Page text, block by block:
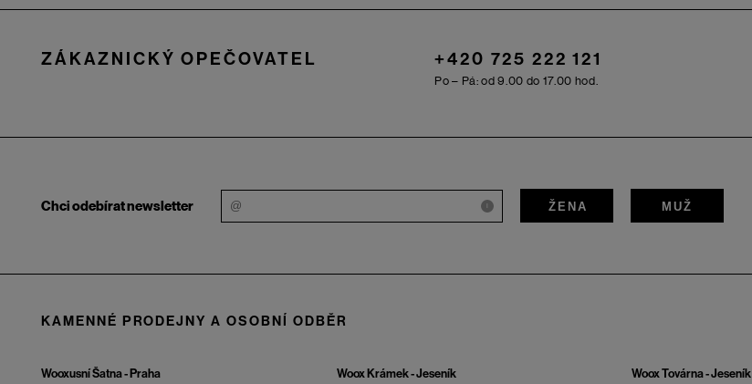
ZÁKAZNICKÝ OPEČOVATEL +420 725 222 121
Po – Pá: od 9.00 do 17.00 hod.
Chci odebírat newsletter i ŽENA MUŽ
KAMENNÉ PRODEJNY A OSOBNÍ ODBĚR
Wooxusní Šatna - Praha Woox Krámek - Jeseník Woox Továrna - Jeseník